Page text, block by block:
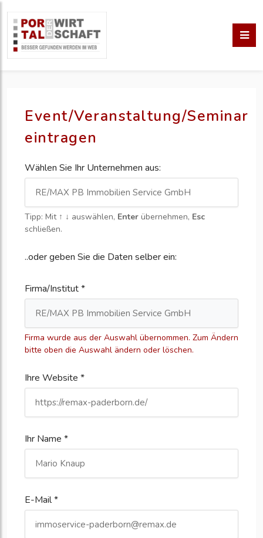
Event/Veranstaltung/Seminar
eintragen
Wählen Sie Ihr Unternehmen aus:
Tipp: Mit ↑ ↓ auswählen, Enter übernehmen, Esc
schließen.
..oder geben Sie die Daten selber ein:
Firma/Institut *
Firma wurde aus der Auswahl übernommen. Zum Ändern
bitte oben die Auswahl ändern oder löschen.
Ihre Website *
Ihr Name *
E-Mail *